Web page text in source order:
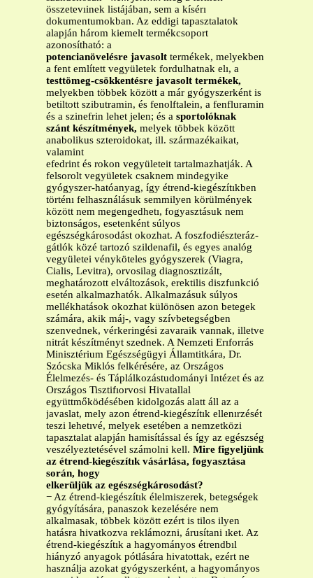
összetevıinek listájában, sem a kísérı
dokumentumokban. Az eddigi tapasztalatok
alapján három kiemelt termékcsoport
azonosítható: a
potencianövelésre javasolt termékek, melyekben
a fent említett vegyületek fordulhatnak elı, a
testtömeg-csökkentésre javasolt termékek,
melyekben többek között a már gyógyszerként is
betiltott szibutramin, és fenolftalein, a fenfluramin
és a szinefrin lehet jelen; és a sportolóknak
szánt készítmények, melyek többek között
anabolikus szteroidokat, ill. származékaikat,
valamint
efedrint és rokon vegyületeit tartalmazhatják. A
felsorolt vegyületek csaknem mindegyike
gyógyszer-hatóanyag, így étrend-kiegészítıkben
történı felhasználásuk semmilyen körülmények
között nem megengedhetı, fogyasztásuk nem
biztonságos, esetenként súlyos
egészségkárosodást okozhat. A foszfodiészteráz-
gátlók közé tartozó szildenafil, és egyes analóg
vegyületei vényköteles gyógyszerek (Viagra,
Cialis, Levitra), orvosilag diagnosztizált,
meghatározott elváltozások, erektilis diszfunkció
esetén alkalmazhatók. Alkalmazásuk súlyos
mellékhatások okozhat különösen azon betegek
számára, akik máj-, vagy szívbetegségben
szenvednek, vérkeringési zavaraik vannak, illetve
nitrát készítményt szednek. A Nemzeti Erıforrás
Minisztérium Egészségügyi Államtitkára, Dr.
Szócska Miklós felkérésére, az Országos
Élelmezés- és Táplálkozástudományi Intézet és az
Országos Tisztifıorvosi Hivatallal
együttmőködésében kidolgozás alatt áll az a
javaslat, mely azon étrend-kiegészítık ellenırzését
teszi lehetıvé, melyek esetében a nemzetközi
tapasztalat alapján hamisítással és így az egészség
veszélyeztetésével számolni kell. Mire figyeljünk
az étrend-kiegészítık vásárlása, fogyasztása
során, hogy
elkerüljük az egészségkárosodást?
− Az étrend-kiegészítık élelmiszerek, betegségek
gyógyítására, panaszok kezelésére nem
alkalmasak, többek között ezért is tilos ilyen
hatásra hivatkozva reklámozni, árusítani ıket. Az
étrend-kiegészítık a hagyományos étrendbıl
hiányzó anyagok pótlására hivatottak, ezért ne
használja azokat gyógyszerként, a hagyományos